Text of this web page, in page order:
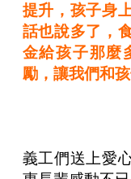
提升，孩子身
話也說多了，
金給孩子那麼
勵，讓我們和
義工們送上愛